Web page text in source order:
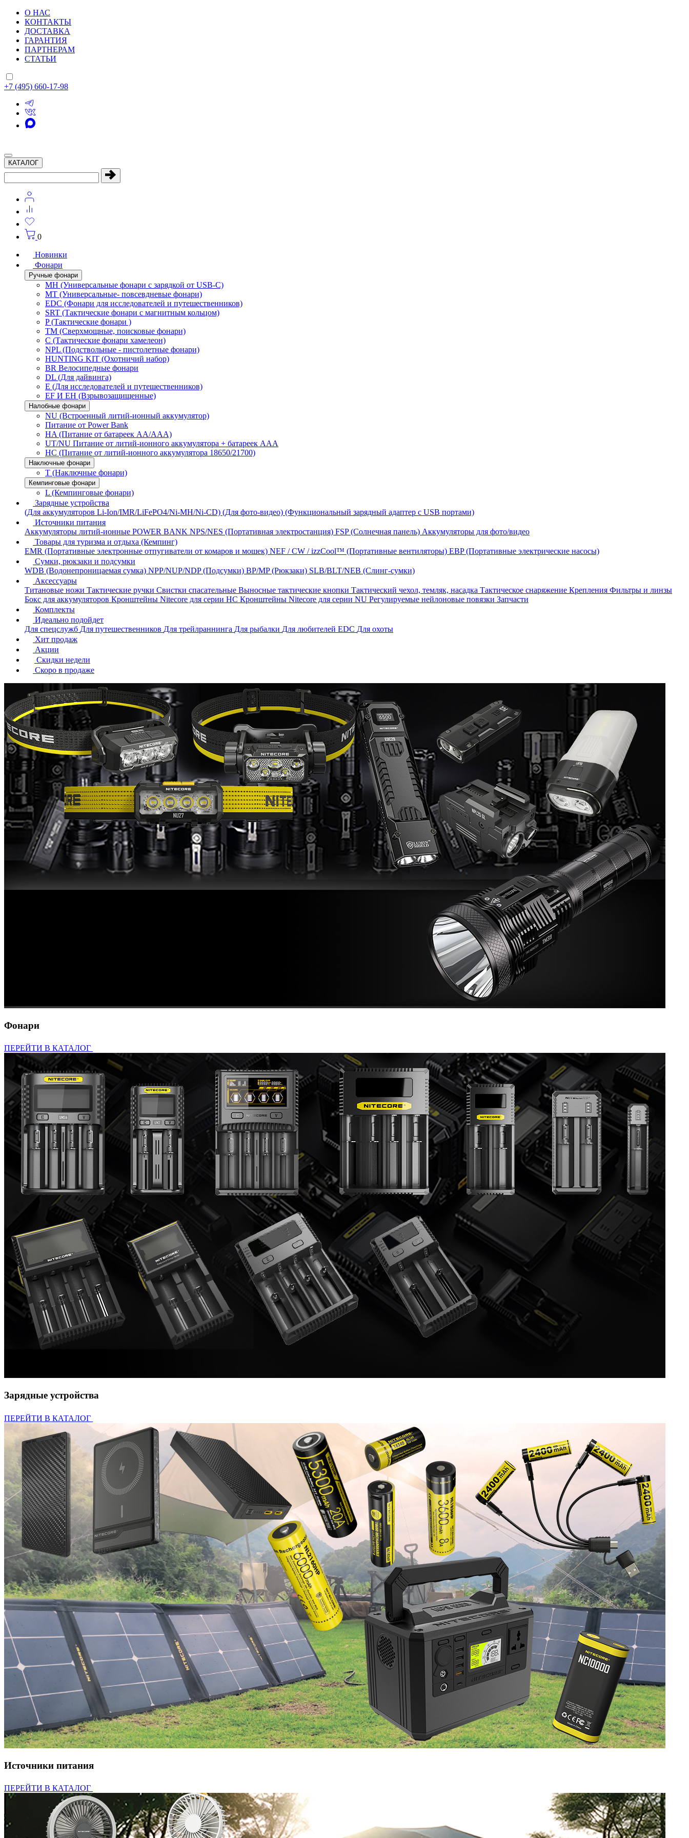
О НАС
КОНТАКТЫ
ДОСТАВКА
ГАРАНТИЯ
ПАРТНЕРАМ
СТАТЬИ
+7 (495) 660-17-98
КАТАЛОГ
0
Новинки
Фонари
Ручные фонари
MH (Универсальные фонари с зарядкой от USB-C)
MT (Универсальные- повсевдневые фонари)
EDC (Фонари для исследователей и путешественников)
SRT (Тактические фонари с магнитным кольцом)
P (Тактические фонари )
TM (Сверхмощные, поисковые фонари)
C (Тактические фонари хамелеон)
NPL (Подствольные - пистолетные фонари)
HUNTING KIT (Охотничий набор)
BR Велосипедные фонари
DL (Для дайвинга)
E (Для исследователей и путешественников)
EF И EH (Взрывозащищенные)
Налобные фонари
NU (Встроенный литий-ионный аккумулятор)
Питание от Power Bank
HA (Питание от батареек AA/AAA)
UT/NU Питание от литий-ионного аккумулятора + батареек AAA
HC (Питание от литий-ионного аккумулятора 18650/21700)
Наключные фонари
T (Наключные фонари)
Кемпинговые фонари
L (Кемпинговые фонари)
Зарядные устройства
(Для аккумуляторов Li-Ion/IMR/LiFePO4/Ni-MH/Ni-CD) (Для фото-видео) (Функциональный зарядный адаптер с USB портами)
Источники питания
Аккумуляторы литий-ионные POWER BANK NPS/NES (Портативная электростанция) FSP (Солнечная панель) Аккумуляторы для фото/видео
Товары для туризма и отдыха (Кемпинг)
EMR (Портативные электронные отпугиватели от комаров и мошек) NEF / CW / izzCool™ (Портативные вентиляторы) EBP (Портативные электрические насосы)
Сумки, рюкзаки и подсумки
WDB (Водонепроницаемая сумка) NPP/NUP/NDP (Подсумки) BP/MP (Рюкзаки) SLB/BLT/NEB (Слинг-сумки)
Аксессуары
Титановые ножи Тактические ручки Свистки спасательные Выносные тактические кнопки Тактический чехол, темляк, насадка Тактическое снаряжение Крепления Фильтры и линзы
Бокс для аккумуляторов Кронштейны Nitecore для серии HС Кронштейны Nitecore для серии NU Регулируемые нейлоновые повязки Запчасти
Комплекты
Идеально подойдет
Для спецслужб Для путешественников Для трейлраннинга Для рыбалки Для любителей EDC Для охоты
Хит продаж
Акции
Скидки недели
Скоро в продаже
Фонари
ПЕРЕЙТИ В КАТАЛОГ
Зарядные устройства
ПЕРЕЙТИ В КАТАЛОГ
Источники питания
ПЕРЕЙТИ В КАТАЛОГ